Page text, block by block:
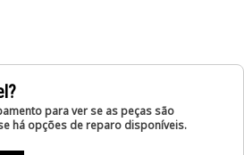
para ver se as peças são
há opções de reparo disponíveis.